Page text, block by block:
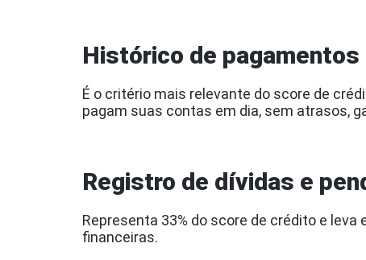
Histórico de pagamentos
É o critério mais relevante do score de
pagam suas contas em dia, sem atrasos,
Registro de dívidas e
Representa 33% do score de crédito e
financeiras.